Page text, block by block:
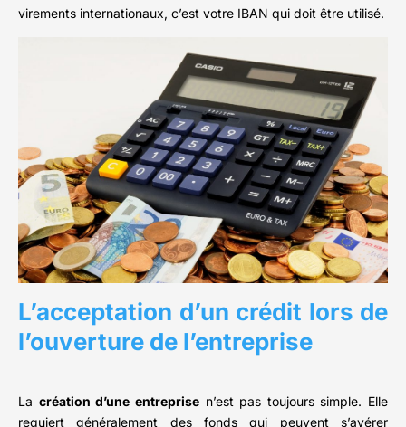
virements internationaux, c’est votre IBAN qui doit être utilisé.
L’acceptation d’un crédit lors de
l’ouverture de l’entreprise
La création d’une entreprisen’est pas toujours simple. Elle
requiert généralement des fonds qui peuvent s’avérer